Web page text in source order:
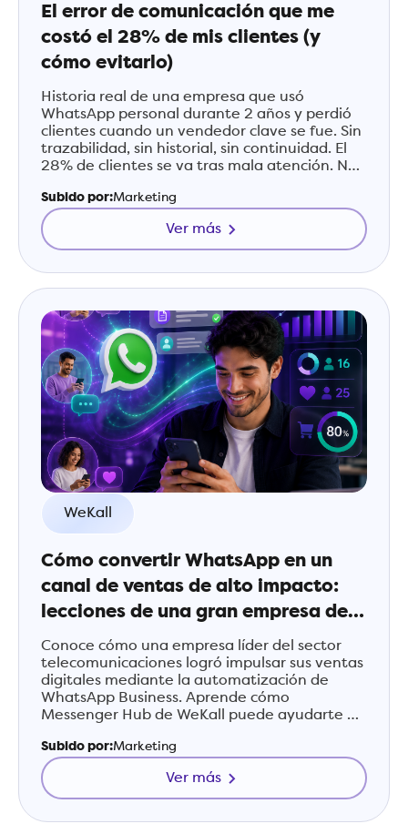
El error de comunicación que me
costó el 28% de mis clientes (y
cómo evitarlo)
Historia real de una empresa que usó
WhatsApp personal durante 2 años y perdió
clientes cuando un vendedor clave se fue. Sin
trazabilidad, sin historial, sin continuidad. El
28% de clientes se va tras mala atención. No
Subido por:Marketing
Ver más
WeKall
Cómo convertir WhatsApp en un
canal de ventas de alto impacto:
lecciones de una gran empresa de
telecomunicaciones
Conoce cómo una empresa líder del sector
telecomunicaciones logró impulsar sus ventas
digitales mediante la automatización de
WhatsApp Business. Aprende cómo
Messenger Hub de WeKall puede ayudarte a
comerciales.
Subido por:Marketing
Ver más